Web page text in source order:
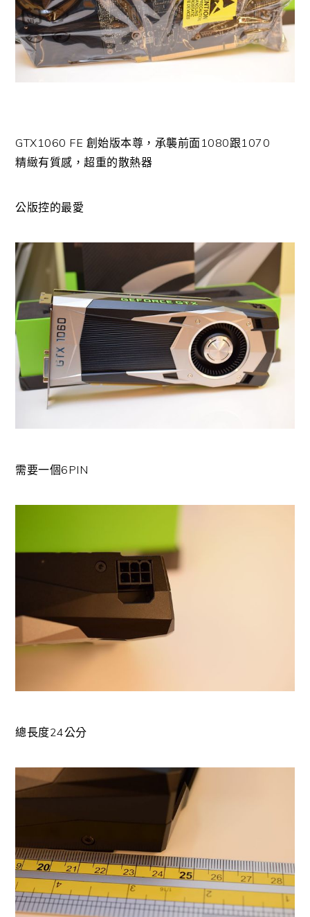
GTX1060 FE 創始版本尊，承襲前面1080跟1070
精緻有質感，超重的散熱器
公版控的最愛
需要一個6PIN
總長度24公分